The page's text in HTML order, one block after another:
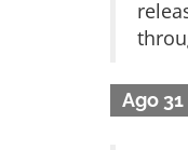
Ago 31